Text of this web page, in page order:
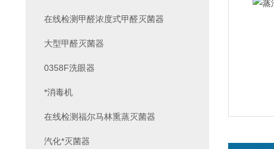
在线检测甲醛浓度式甲醛灭菌器
大型甲醛灭菌器
0358F洗眼器
*消毒机
在线检测福尔马林熏蒸灭菌器
汽化*灭菌器